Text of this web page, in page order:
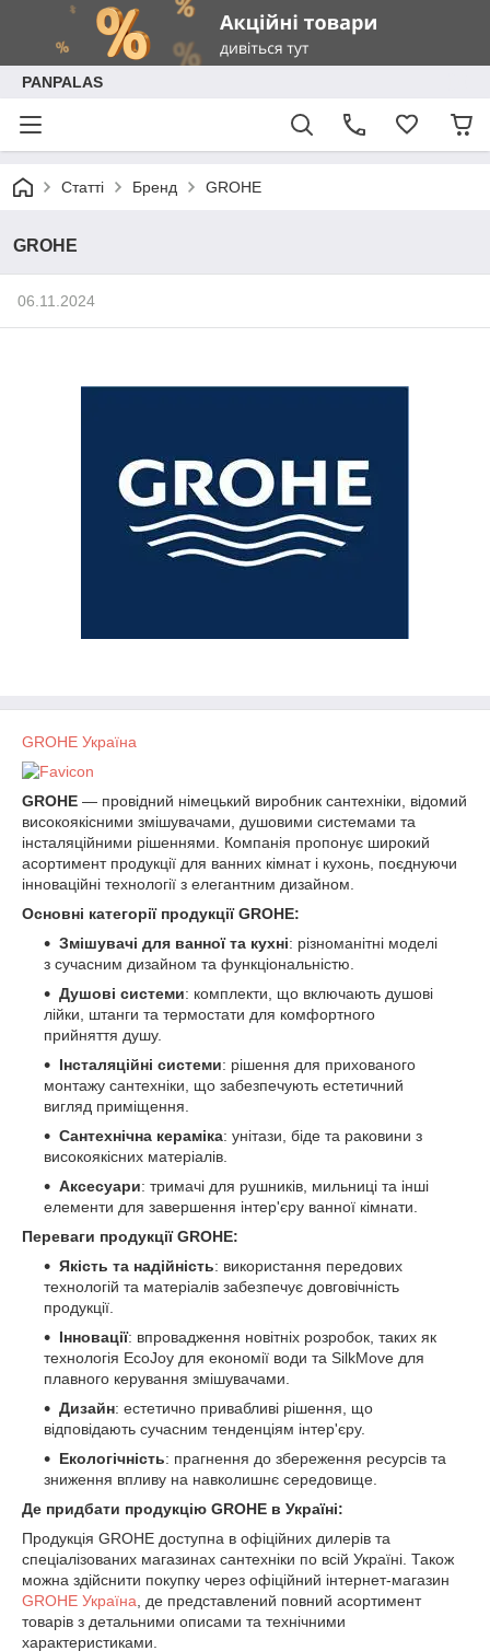
PANPALAS
Статті Бренд GROHE
GROHE
06.11.2024
GROHE Україна
GROHE — провідний німецький виробник сантехніки, відомий
високоякісними змішувачами, душовими системами та
інсталяційними рішеннями. Компанія пропонує широкий
асортимент продукції для ванних кімнат і кухонь, поєднуючи
інноваційні технології з елегантним дизайном.
Основні категорії продукції GROHE:
Змішувачі для ванної та кухні: різноманітні моделі
з сучасним дизайном та функціональністю.
Душові системи: комплекти, що включають душові
лійки, штанги та термостати для комфортного
прийняття душу.
Інсталяційні системи: рішення для прихованого
монтажу сантехніки, що забезпечують естетичний
вигляд приміщення.
Сантехнічна кераміка: унітази, біде та раковини з
високоякісних матеріалів.
Аксесуари: тримачі для рушників, мильниці та інші
елементи для завершення інтер'єру ванної кімнати.
Переваги продукції GROHE:
Якість та надійність: використання передових
технологій та матеріалів забезпечує довговічність
продукції.
Інновації: впровадження новітніх розробок, таких як
технологія EcoJoy для економії води та SilkMove для
плавного керування змішувачами.
Дизайн: естетично привабливі рішення, що
відповідають сучасним тенденціям інтер'єру.
Екологічність: прагнення до збереження ресурсів та
зниження впливу на навколишнє середовище.
Де придбати продукцію GROHE в Україні:
Продукція GROHE доступна в офіційних дилерів та
спеціалізованих магазинах сантехніки по всій Україні. Також
можна здійснити покупку через офіційний інтернет-магазин
GROHE Україна , де представлений повний асортимент
товарів з детальними описами та технічними
характеристиками.